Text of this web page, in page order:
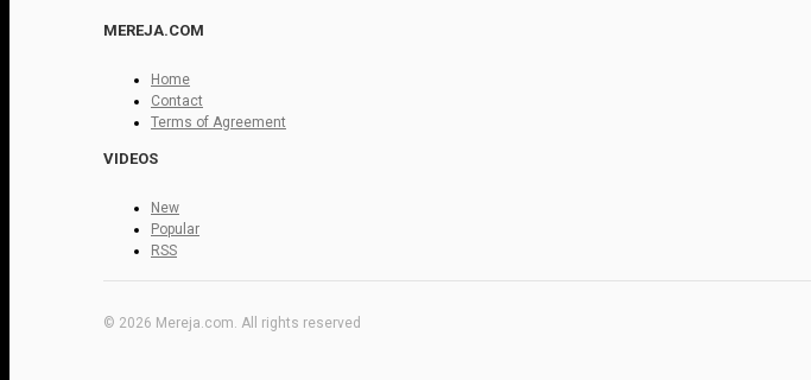
MEREJA.COM
Home
Contact
Terms of Agreement
VIDEOS
New
Popular
RSS
© 2026 Mereja.com. All rights reserved